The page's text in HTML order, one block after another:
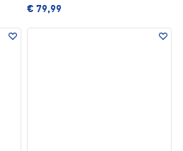
€ 79,99